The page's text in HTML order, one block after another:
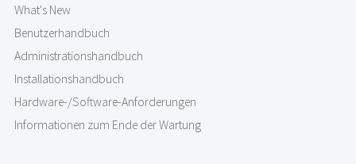
What's New
Benutzerhandbuch
Administrationshandbuch
Installationshandbuch
Hardware-/Software-Anforderungen
Informationen zum Ende der Wartung